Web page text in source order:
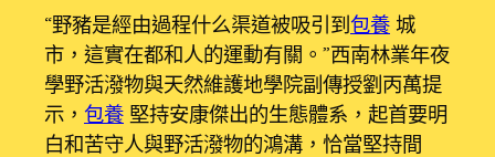
“野豬是經由過程什么渠道被吸引到包養 城
市，這實在都和人的運動有關。”西南林業年夜
學野活潑物與天然維護地學院副傳授劉丙萬提
示， 包養 堅持安康傑出的生態體系，起首要明
白和苦守人與野活潑物的鴻溝，恰當堅持間